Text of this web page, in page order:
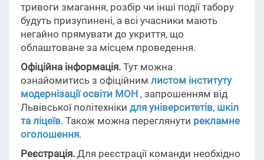
тривоги змагання, розбір чи інші події табору
будуть призупинені, а всі учасники мають
негайно прямувати до укриття, що
облаштоване за місцем проведення.
Офіційна інформація. Тут можна
ознайомитись з офіційним листом інституту
модернізації освіти МОН , запрошенням від
Львівської політехніки для університетів, шкіл
та ліцеїв. Також можна переглянути рекламне
оголошення.
Реєстрація. Для реєстрації команди необхідно